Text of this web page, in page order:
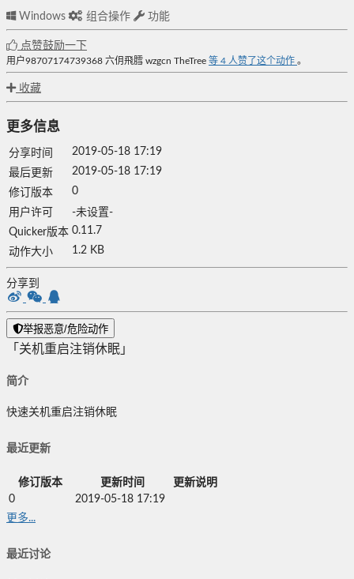
Windows 组合操作 功能
点赞鼓励一下
用户98707174739368 六仴飛膤 wzgcn TheTree 等 4 人赞了这个动作 。
收藏
更多信息
分享时间
2019-05-18 17:19
最后更新
2019-05-18 17:19
修订版本
0
用户许可
-未设置-
Quicker版本 0.11.7
动作大小
1.2 KB
分享到
举报恶意/危险动作
「关机重启注销休眠」
简介
快速关机重启注销休眠
最近更新
修订版本 更新时间
更新说明
0
2019-05-18 17:19
更多...
最近讨论